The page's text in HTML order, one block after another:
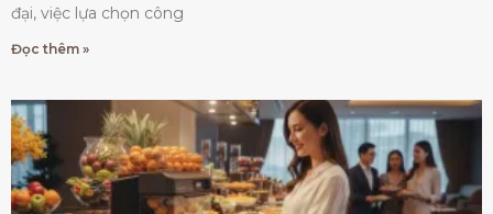
đại, việc lựa chọn công
Đọc thêm »